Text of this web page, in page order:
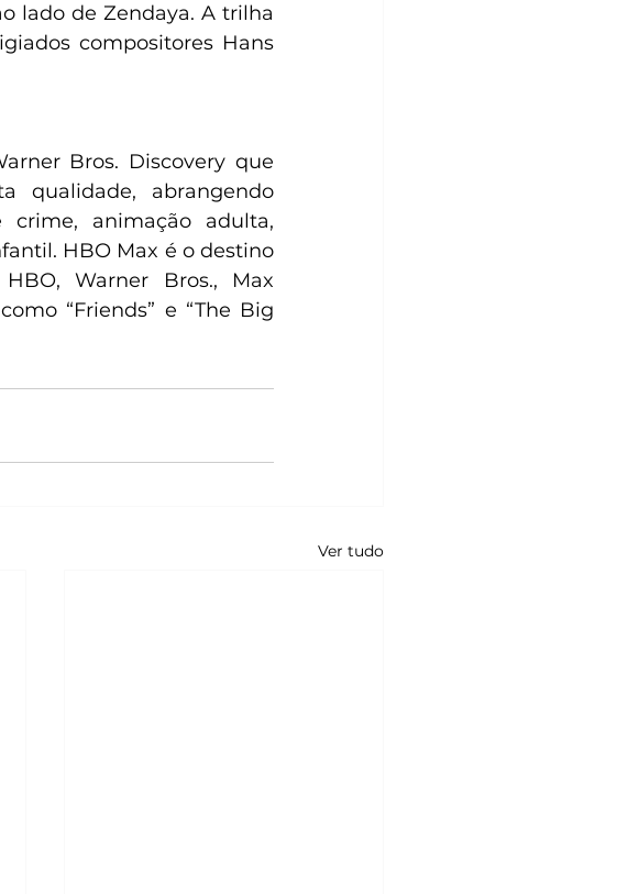
lado de Zendaya. A trilha
compositores Hans
Bros. Discovery que
qualidade, abrangendo
crime, animação adulta,
HBO Max é o destino
Warner Bros., Max
“Friends” e “The Big
Ver tudo